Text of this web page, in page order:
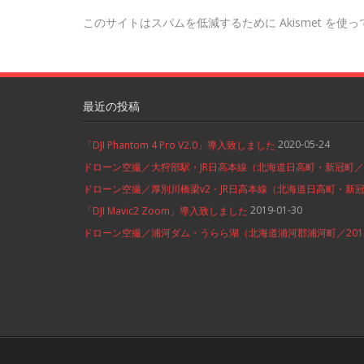
このサイトはスパムを低減するために Akismet を使っ
最近の投稿
「DJI Phantom 4 Pro V2.0」導入致しました 2020-05-24
ドローン空撮／大狩部駅・JR日高本線（北海道日高町・新冠町
ドローン空撮／厚別川橋梁v2・JR日高本線（北海道日高町・新
「DJI Mavic2 Zoom」導入致しました 2019-01-30
ドローン空撮／浦河ダム・うらら湖（北海道浦河郡浦河町／